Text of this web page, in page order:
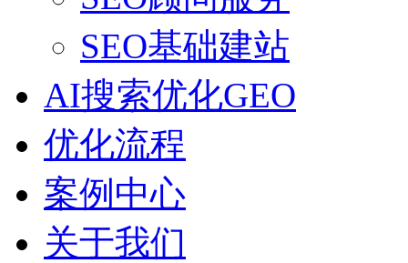
SEO基础建站
AI搜索优化GEO
优化流程
案例中心
关于我们